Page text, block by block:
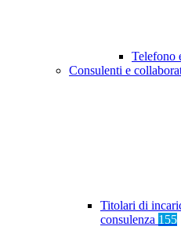
Telefono
Consulenti e
Titolari di
consulenza 155